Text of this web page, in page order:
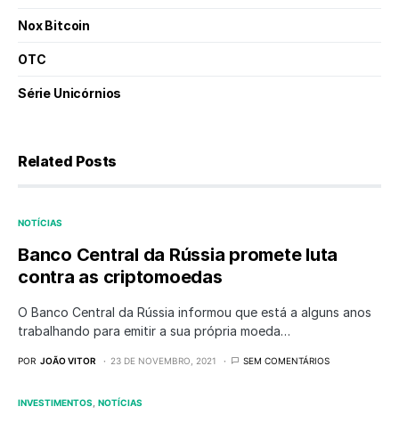
Nox Bitcoin
OTC
Série Unicórnios
Related Posts
NOTÍCIAS
Banco Central da Rússia promete luta
contra as criptomoedas
O Banco Central da Rússia informou que está a alguns anos
trabalhando para emitir a sua própria moeda…
POR JOÃO VITOR 23 DE NOVEMBRO, 2021 SEM COMENTÁRIOS
INVESTIMENTOS NOTÍCIAS